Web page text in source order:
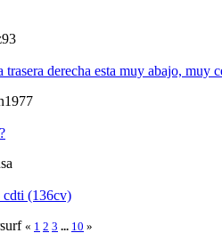
trasera derecha esta muy abajo, muy
cdti (136cv)
« 1 2 3 ... 10 »